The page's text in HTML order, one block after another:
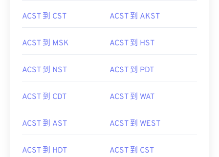
ACST 到 CST ACST 到 AKST
ACST 到 MSK ACST 到 HST
ACST 到 NST ACST 到 PDT
ACST 到 CDT ACST 到 WAT
ACST 到 AST ACST 到 WEST
ACST 到 HDT ACST 到 CST